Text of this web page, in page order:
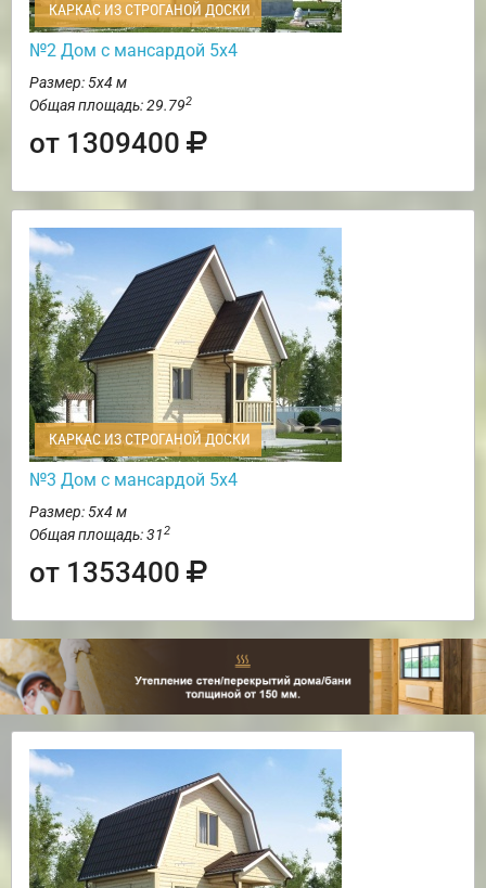
КАРКАС ИЗ СТРОГАНОЙ ДОСКИ
№2 Дом с мансардой 5х4
Размер: 5х4 м
Общая площадь: 29.792
от 1309400
КАРКАС ИЗ СТРОГАНОЙ ДОСКИ
№3 Дом с мансардой 5х4
Размер: 5х4 м
Общая площадь: 312
от 1353400